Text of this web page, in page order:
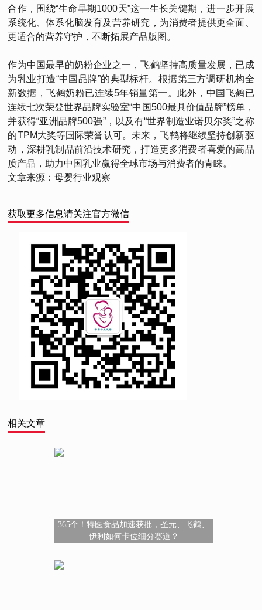
合作，围绕“生命早期1000天”这一生长关键期，进一步开展
系统化、体系化脑发育及营养研究，为消费者提供更全面、
更适合的营养守护，不断拓展产品版图。
作为中国最早的奶粉企业之一，飞鹤坚持高质量发展，已成
为乳业打造“中国品牌”的典型标杆。根据第三方调研机构全
新数据，飞鹤奶粉已连续5年销量第一。此外，中国飞鹤已
连续七次荣登世界品牌实验室“中国500最具价值品牌”榜单，
并获得“亚洲品牌500强”，以及有“世界制造业诺贝尔奖”之称
的TPM大奖等国际荣誉认可。未来，飞鹤将继续坚持创新驱
动，深耕乳制品前沿技术研究，打造更多消费者喜爱的高品
质产品，助力中国乳业赢得全球市场与消费者的青睐。
文章来源：母婴行业观察
获取更多信息请关注官方微信
相关文章
365个！特医食品加速获批，圣元、飞鹤、
伊利如何卡位细分赛道？